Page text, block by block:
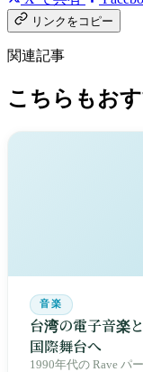
リンクをコピー
関連記事
こちらもお
音楽
台湾の電子音楽
国際舞台へ
1990年代の Rave パ